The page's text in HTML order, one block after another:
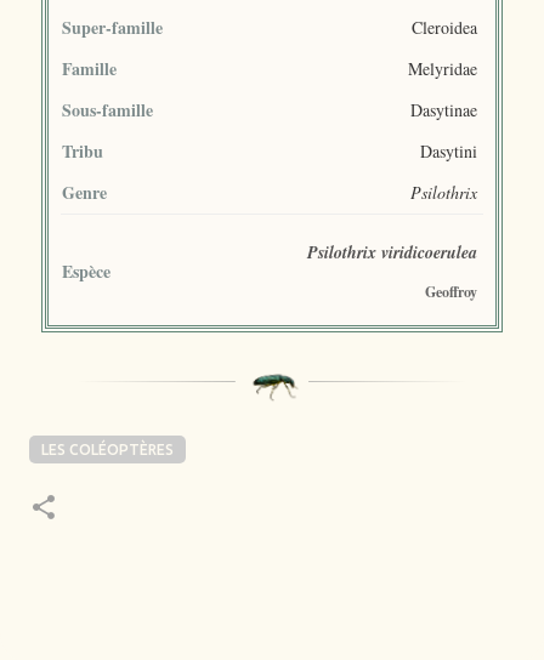
Super-famille Cleroidea
Famille Melyridae
Sous-famille Dasytinae
Tribu Dasytini
Genre Psilothrix
Espèce
Psilothrix viridicoerulea
Geoffroy
LES COLÉOPTÈRES